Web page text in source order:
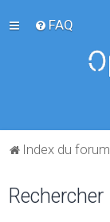
FAQ
Index du forum
Rechercher